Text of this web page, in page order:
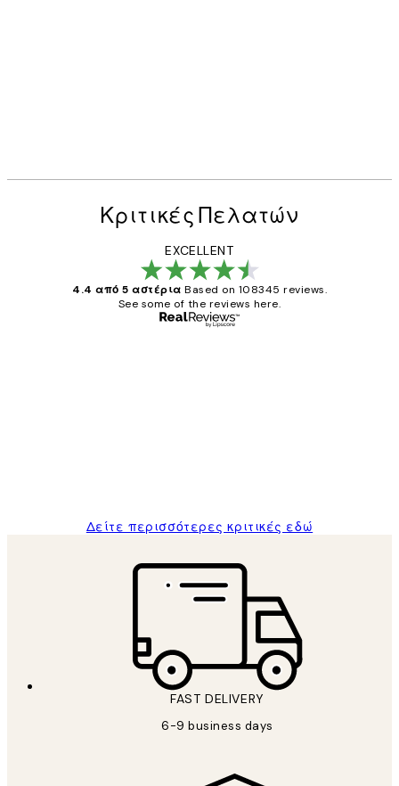
Κριτικές Πελατών
EXCELLENT
4.4 από 5 αστέρια Based on 108345 reviews.
See some of the reviews here.
Δείτε περισσότερες κριτικές εδώ
FAST DELIVERY
6-9 business days